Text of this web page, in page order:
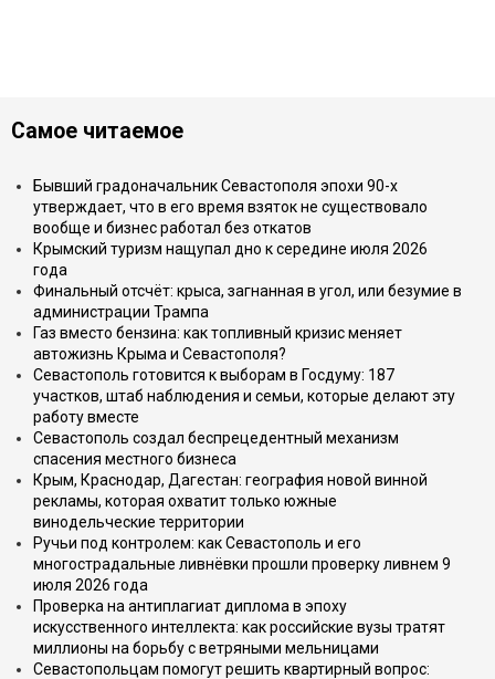
Самое читаемое
Бывший градоначальник Севастополя эпохи 90-х
утверждает, что в его время взяток не существовало
вообще и бизнес работал без откатов
Крымский туризм нащупал дно к середине июля 2026
года
Финальный отсчёт: крыса, загнанная в угол, или безумие в
администрации Трампа
Газ вместо бензина: как топливный кризис меняет
автожизнь Крыма и Севастополя?
Севастополь готовится к выборам в Госдуму: 187
участков, штаб наблюдения и семьи, которые делают эту
работу вместе
Севастополь создал беспрецедентный механизм
спасения местного бизнеса
Крым, Краснодар, Дагестан: география новой винной
рекламы, которая охватит только южные
винодельческие территории
Ручьи под контролем: как Севастополь и его
многострадальные ливнёвки прошли проверку ливнем 9
июля 2026 года
Проверка на антиплагиат диплома в эпоху
искусственного интеллекта: как российские вузы тратят
миллионы на борьбу с ветряными мельницами
Севастопольцам помогут решить квартирный вопрос: